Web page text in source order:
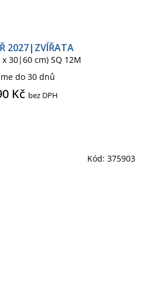
2027|ZVÍŘATA
x 30|60 cm) SQ 12M
do 30 dnů
Kč bez DPH
Kód: 375903